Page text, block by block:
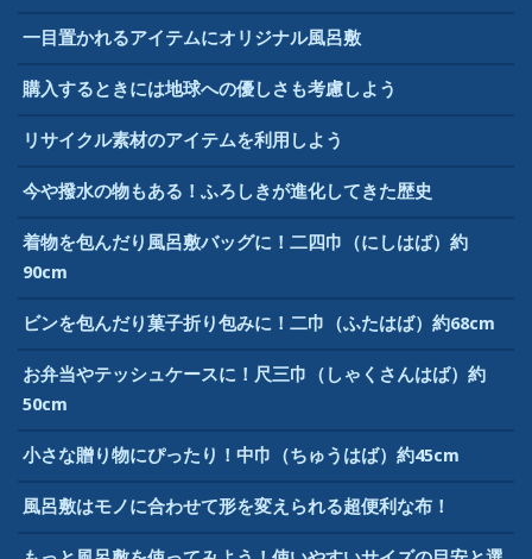
一目置かれるアイテムにオリジナル風呂敷
購入するときには地球への優しさも考慮しよう
リサイクル素材のアイテムを利用しよう
今や撥水の物もある！ふろしきが進化してきた歴史
着物を包んだり風呂敷バッグに！二四巾（にしはば）約
90cm
ビンを包んだり菓子折り包みに！二巾（ふたはば）約68cm
お弁当やテッシュケースに！尺三巾（しゃくさんはば）約
50cm
小さな贈り物にぴったり！中巾（ちゅうはば）約45cm
風呂敷はモノに合わせて形を変えられる超便利な布！